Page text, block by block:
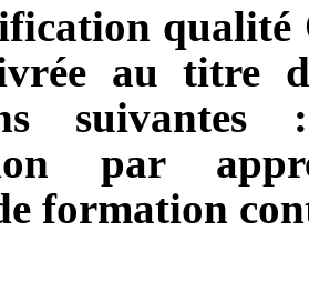
au titre
par
formation